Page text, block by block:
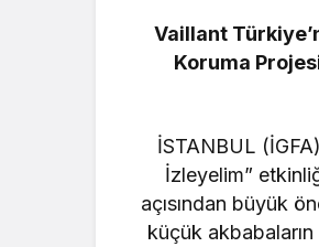
Vaillant
Koruma
İSTANBUL
İzleyelim”
açısından büyük
küçük akbabaların
30 ilde DEAŞ’a 104